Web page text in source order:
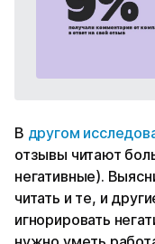
В другом
отзывы читают
негативные).
читать и те, и
игнорировать